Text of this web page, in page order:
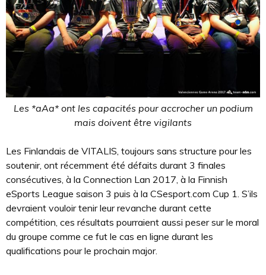
Les *aAa* ont les capacités pour accrocher un podium
mais doivent être vigilants
Les Finlandais de VITALIS, toujours sans structure pour les
soutenir, ont récemment été défaits durant 3 finales
consécutives, à la Connection Lan 2017, à la Finnish
eSports League saison 3 puis à la CSesport.com Cup 1. S’ils
devraient vouloir tenir leur revanche durant cette
compétition, ces résultats pourraient aussi peser sur le moral
du groupe comme ce fut le cas en ligne durant les
qualifications pour le prochain major.